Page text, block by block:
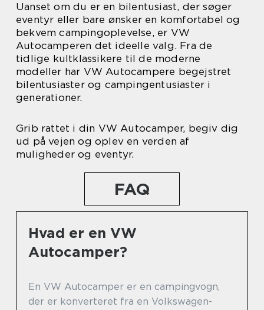
Uanset om du er en bilentusiast, der søger
eventyr eller bare ønsker en komfortabel og
bekvem campingoplevelse, er VW
Autocamperen det ideelle valg. Fra de
tidlige kultklassikere til de moderne
modeller har VW Autocampere begejstret
bilentusiaster og campingentusiaster i
generationer.
Grib rattet i din VW Autocamper, begiv dig
ud på vejen og oplev en verden af
muligheder og eventyr.
FAQ
Hvad er en VW
Autocamper?
En VW Autocamper er en campingvogn,
der er konverteret fra en Volkswagen-